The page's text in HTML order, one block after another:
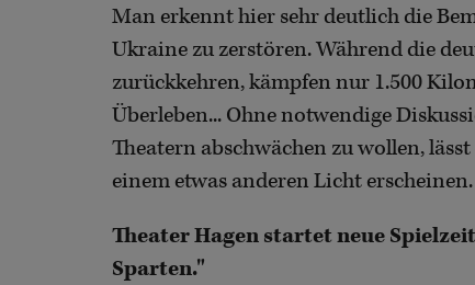
Man erkennt hier sehr deutlich die
Ukraine zu zerstören. Während die
zurückkehren, kämpfen nur 1.500
Überleben... Ohne notwendige
Theatern abschwächen zu wollen,
einem etwas anderen Licht erscheinen.
Theater Hagen startet neue
Sparten."